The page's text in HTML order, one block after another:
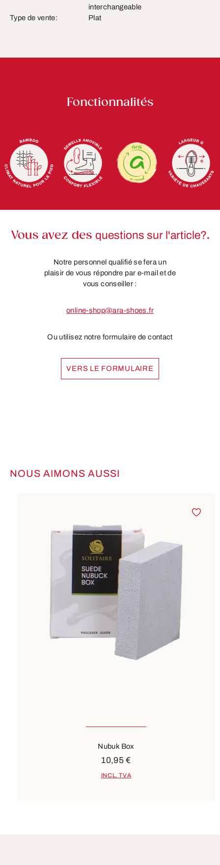
interchangeable
Type de vente:
Plat
Fonctionnalités
Vous avez des questions sur l'article?.
Notre personnel qualifié se fera un
plaisir de vous répondre par e-mail et de
vous conseiller :
online-shop@ara-shoes.fr
Ou utilisez notre formulaire de contact
VERS LE FORMULAIRE
Ignorer la galerie de produits
NOUS AIMONS AUSSI
Nubuk Box
10,95 €
INCL. TVA